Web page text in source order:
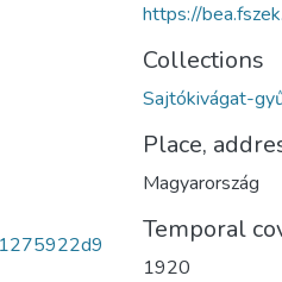
https://
Collections
Sajtókivágat-
Place,
Magyarország
Temporal
1920